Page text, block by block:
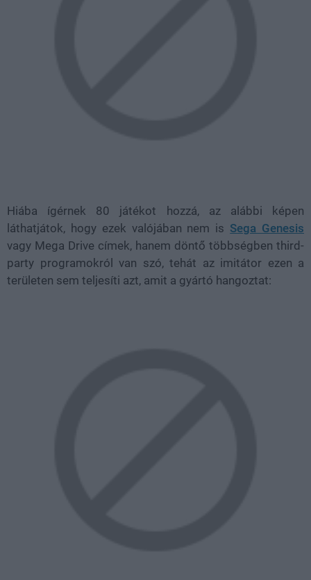
Hiába ígérnek 80 játékot hozzá, az alábbi képen
láthatjátok, hogy ezek valójában nem is Sega Genesis
vagy Mega Drive címek, hanem döntő többségben third-
party programokról van szó, tehát az imitátor ezen a
területen sem teljesíti azt, amit a gyártó hangoztat: